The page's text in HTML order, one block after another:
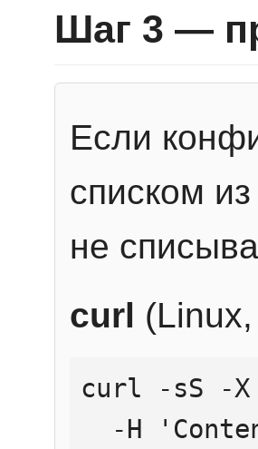
Шаг 3 —
Если
списком
не
curl
curl -sS -X